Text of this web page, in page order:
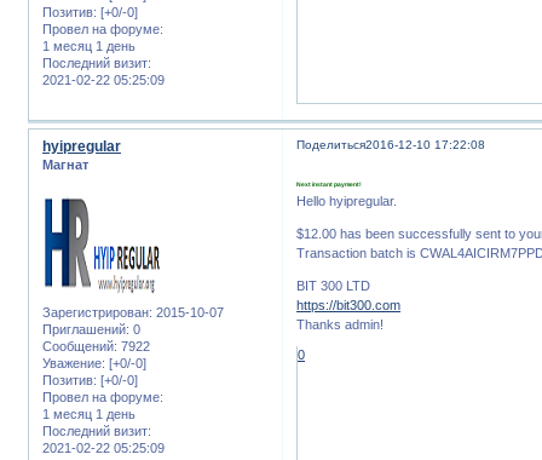
Позитив: [+0/-0]
Провел на форуме:
1 месяц 1 день
Последний визит:
2021-02-22 05:25:09
Поделиться2016-12-10 17:22:08
hyipregular
Магнат
Зарегистрирован: 2015-10-07
Приглашений: 0
Сообщений: 7922
Уважение: [+0/-0]
Позитив: [+0/-0]
Провел на форуме:
1 месяц 1 день
Последний визит:
2021-02-22 05:25:09
Next instant payment!
Hello hyipregular.
$12.00 has been successfully sent to
Transaction batch is
BIT 300 LTD
https://bit300.com
Thanks admin!
0